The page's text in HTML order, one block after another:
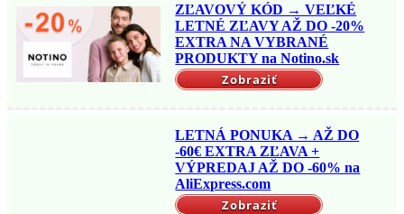
ZĽAVOVÝ KÓD → VEĽKÉ
LETNÉ ZĽAVY AŽ DO -20%
EXTRA NA VYBRANÉ
PRODUKTY na Notino.sk
Zobraziť
LETNÁ PONUKA → AŽ DO
-60€ EXTRA ZĽAVA +
VÝPREDAJ AŽ DO -60% na
AliExpress.com
Zobraziť